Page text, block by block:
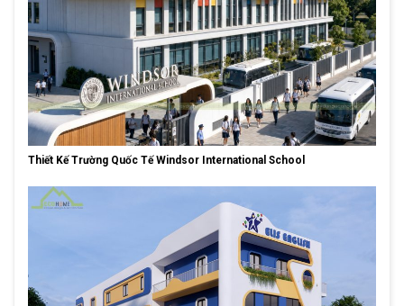
Thiết Kế Trường Quốc Tế Windsor International School